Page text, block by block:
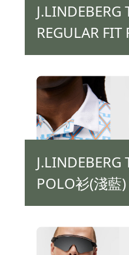
J.LINDEBERG
REGULAR
POLO衫(淺藍)